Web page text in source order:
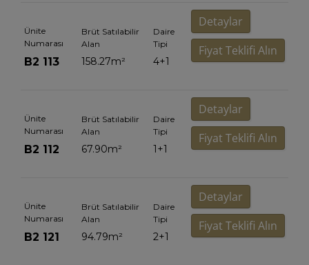
Ünite
Numarası
B2 113
Brüt Satılabilir
Alan
158.27m²
Daire
Tipi
4+1
Detaylar
Fiyat Teklifi Alın
Ünite
Numarası
B2 112
Brüt Satılabilir
Alan
67.90m²
Daire
Tipi
1+1
Detaylar
Fiyat Teklifi Alın
Ünite
Numarası
B2 121
Brüt Satılabilir
Alan
94.79m²
Daire
Tipi
2+1
Detaylar
Fiyat Teklifi Alın